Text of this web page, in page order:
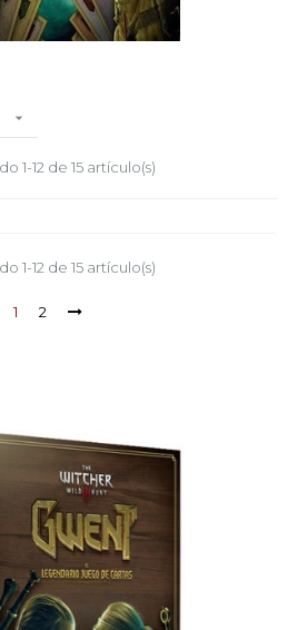

1-12 de 15 artículo(s)
1-12 de 15 artículo(s)
1 2